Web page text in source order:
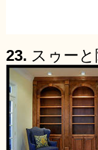
23. スゥー